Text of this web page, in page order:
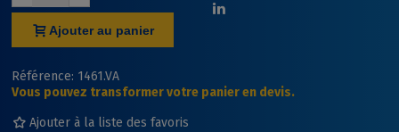
Ajouter au panier
Référence: 1461.VA
Vous pouvez transformer votre panier en devis.
Ajouter à la liste des favoris